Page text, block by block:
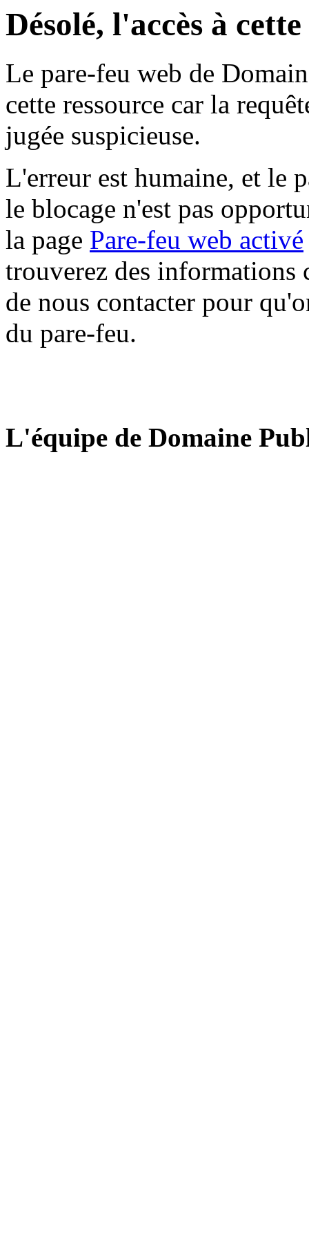
Désolé, l'accès à
Le pare-feu web de
cette ressource car la
jugée suspicieuse.
L'erreur est humaine, et le
le blocage n'est pas
la page Pare-feu web activé
trouverez des informations
de nous contacter pour
du pare-feu.
L'équipe de Domaine